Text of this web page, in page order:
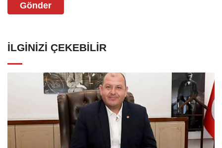
Gönder
İLGINIZI ÇEKEBILIR